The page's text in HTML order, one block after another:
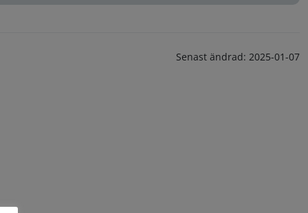
Senast ändrad: 2025-01-07